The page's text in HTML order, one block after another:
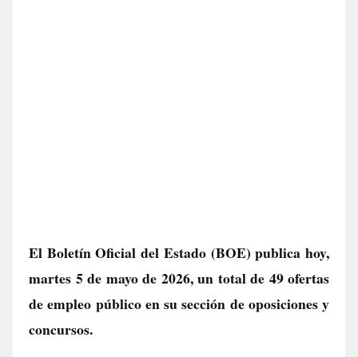
El Boletín Oficial del Estado (BOE) publica hoy,
martes 5 de mayo de 2026, un total de 49 ofertas
de empleo públicoen su sección de oposiciones y
concursos.